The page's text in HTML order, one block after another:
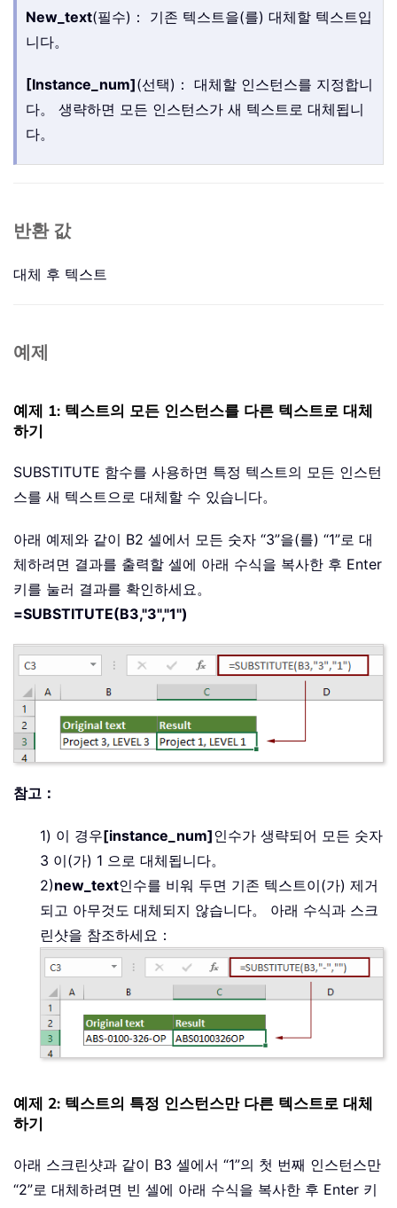
New_text(필수)： 기존 텍스트을(를) 대체할 텍스트입
니다。
[Instance_num](선택)： 대체할 인스턴스를 지정합니
다。 생략하면 모든 인스턴스가 새 텍스트로 대체됩니
다。
반환 값
대체 후 텍스트
예제
예제 1: 텍스트의 모든 인스턴스를 다른 텍스트로 대체
하기
SUBSTITUTE 함수를 사용하면 특정 텍스트의 모든 인스턴
스를 새 텍스트으로 대체할 수 있습니다。
아래 예제와 같이 B2 셀에서 모든 숫자 “3”을(를) “1”로 대
체하려면 결과를 출력할 셀에 아래 수식을 복사한 후 Enter
키를 눌러 결과를 확인하세요。
=SUBSTITUTE(B3,"3","1")
참고：
1) 이 경우[instance_num]인수가 생략되어 모든 숫자
3 이(가) 1 으로 대체됩니다。
2)new_text인수를 비워 두면 기존 텍스트이(가) 제거
되고 아무것도 대체되지 않습니다。 아래 수식과 스크
린샷을 참조하세요：
예제 2: 텍스트의 특정 인스턴스만 다른 텍스트로 대체
하기
아래 스크린샷과 같이 B3 셀에서 “1”의 첫 번째 인스턴스만
“2”로 대체하려면 빈 셀에 아래 수식을 복사한 후 Enter 키